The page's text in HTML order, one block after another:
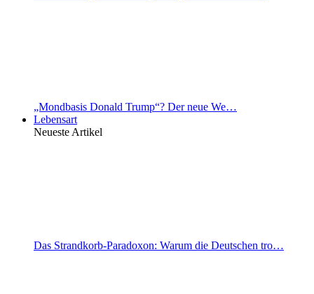
„Mondbasis Donald Trump“? Der neue We…
Lebensart
Neueste Artikel
Das Strandkorb-Paradoxon: Warum die Deutschen tro…